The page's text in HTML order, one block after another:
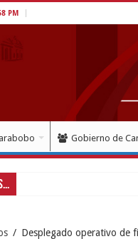
PM
Gobierno de
/ Desplegado operativo de